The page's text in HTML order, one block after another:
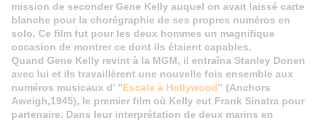
mission de seconder Gene Kelly auquel on avait laissé carte
blanche pour la chorégraphie de ses propres numéros en
solo. Ce film fut pour les deux hommes un magnifique
occasion de montrer ce dont ils étaient capables.
Quand Gene Kelly revint à la MGM, il entraîna Stanley Donen
avec lui et ils travaillèrent une nouvelle fois ensemble aux
numéros musicaux d' "Escale à Hollywood" (Anchors
Aweigh,1945), le premier film où Kelly eut Frank Sinatra pour
partenaire. Dans leur interprétation de deux marins en